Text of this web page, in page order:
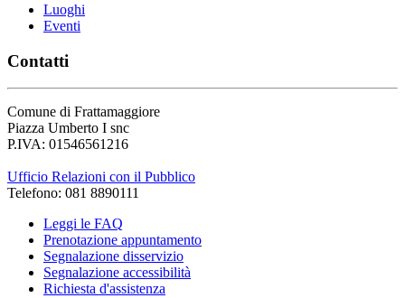
Luoghi
Eventi
Contatti
Comune di Frattamaggiore
Piazza Umberto I snc
P.IVA: 01546561216
Ufficio Relazioni con il Pubblico
Telefono: 081 8890111
Leggi le FAQ
Prenotazione appuntamento
Segnalazione disservizio
Segnalazione accessibilità
Richiesta d'assistenza